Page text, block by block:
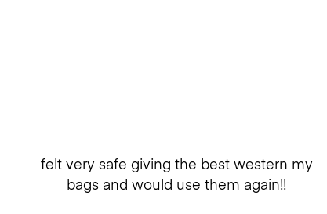
felt very safe giving the best western my
bags and would use them again!!